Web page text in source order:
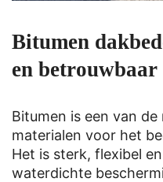
Bitumen
en betrouwbaar
Bitumen is een van
materialen voor het
Het is sterk, flexibel
waterdichte